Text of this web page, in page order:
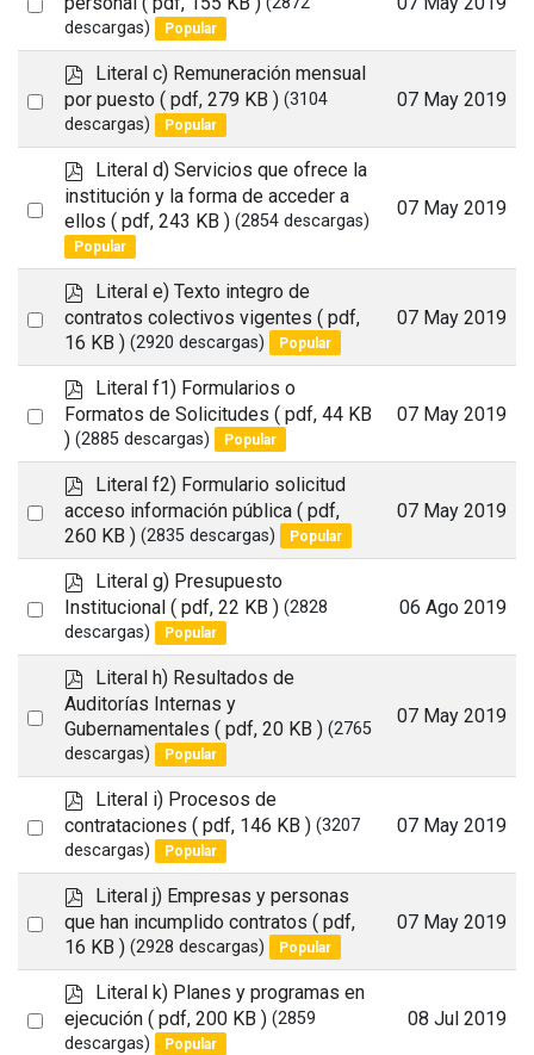
f
descargas)
Popular
Select
p
d
f
Literal c) Remuneración mensual
por puesto ( pdf, 279 KB ) (3104
descargas)
Popular
07 May 2019
Select
item
p
d
f
Literal d) Servicios que ofrece la
institución y la forma de acceder a
ellos ( pdf, 243 KB ) (2854 descargas)
Popular
07 May 2019
Select
p
d
f
Literal e) Texto integro de
contratos colectivos vigentes ( pdf,
16 KB ) (2920 descargas) Popular
07 May 2019
Select
p
d
f
Literal f1) Formularios o
Formatos de Solicitudes ( pdf, 44 KB
) (2885 descargas) Popular
07 May 2019
Select
p
d
f
Literal f2) Formulario solicitud
acceso información pública ( pdf,
260 KB ) (2835 descargas) Popular
07 May 2019
Select
p
d
f
Literal g) Presupuesto
Institucional ( pdf, 22 KB ) (2828
descargas)
Popular
06 Ago 2019
Select
item
p
d
f
Literal h) Resultados de
Auditorías Internas y
Gubernamentales ( pdf, 20 KB ) (2765
descargas)
Popular
07 May 2019
Select
p
d
f
Literal i) Procesos de
contrataciones ( pdf, 146 KB ) (3207
descargas)
Popular
07 May 2019
Select
p
d
f
Literal j) Empresas y personas
que han incumplido contratos ( pdf,
16 KB ) (2928 descargas) Popular
07 May 2019
Select
p
d
f
Literal k) Planes y programas en
ejecución ( pdf, 200 KB ) (2859
descargas)
Popular
08 Jul 2019